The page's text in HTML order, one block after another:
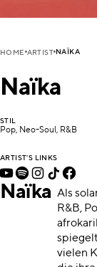
HOME ARTIST NAÏKA
Naïka
STIL
Pop, Neo-Soul, R&B
ARTIST'S LINKS
Naïka Als
R&B,
vielen